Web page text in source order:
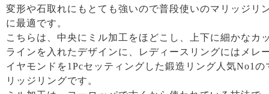
変形や石取れにもとても強いので普段使いのマリッジリ
に最適です。
こちらは、中央にミル加工をほどこし、上下に細かなカ
ラインを入れたデザインに、レディースリングにはメレ
イヤモンドを1Pcセッティングした鍛造リング人気No1の
リッジリングです。